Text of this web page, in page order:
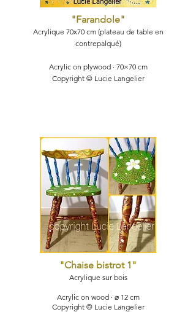
"Farandole"
Acrylique 70x70 cm (plateau de table en
contrepalqué)
Acrylic on plywood · 70×70 cm
Copyright © Lucie Langelier
"Chaise bistrot 1 "
Acrylique sur bois
Acrylic on wood · ⌀ 12 cm
Copyright © Lucie Langelier